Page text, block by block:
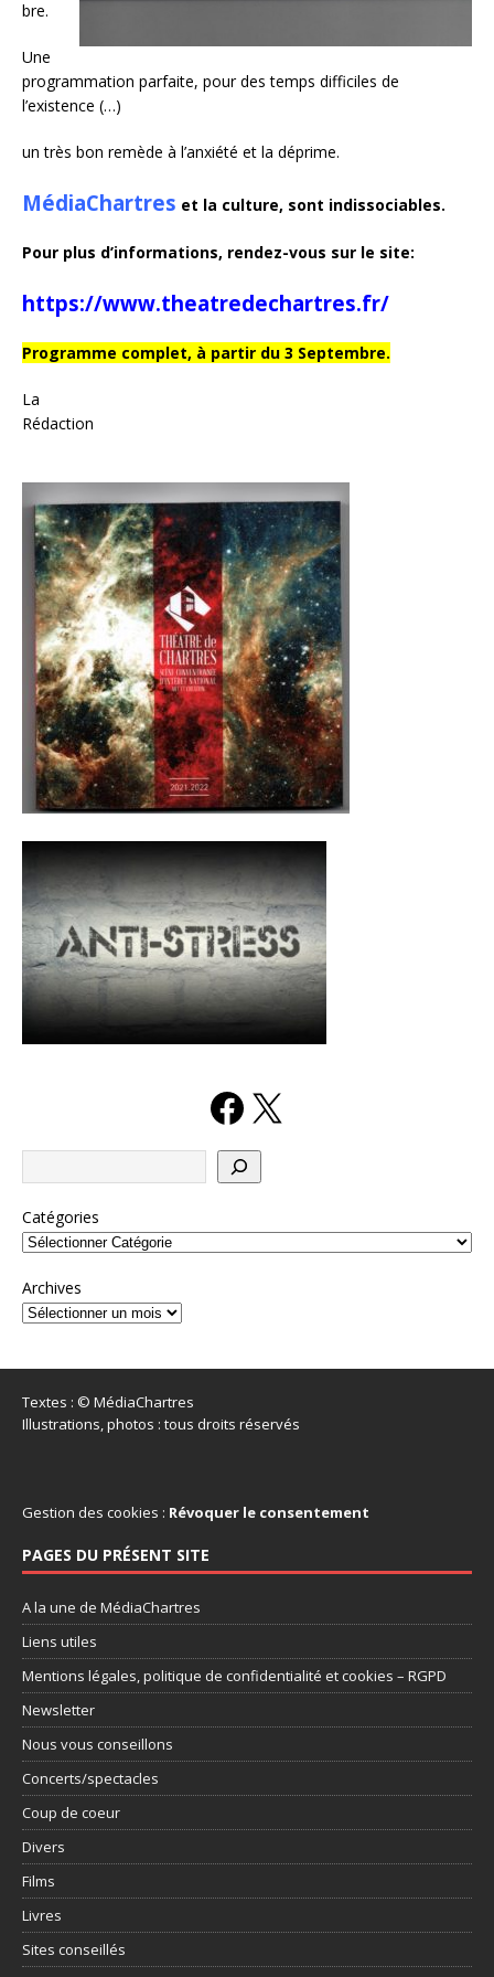
bre.
Une
programmation parfaite, pour des temps difficiles de
l’existence (…)
un très bon remède à l’anxiété et la déprime.
MédiaChartres et la culture, sont indissociables.
Pour plus d’informations, rendez-vous sur le site:
https://www.theatredechartres.fr/
Programme complet, à partir du 3 Septembre.
La
Rédaction
Catégories
Archives
Textes : © MédiaChartres
Illustrations, photos : tous droits réservés
Gestion des cookies : Révoquer le consentement
PAGES DU PRÉSENT SITE
A la une de MédiaChartres
Liens utiles
Mentions légales, politique de confidentialité et cookies – RGPD
Newsletter
Nous vous conseillons
Concerts/spectacles
Coup de coeur
Divers
Films
Livres
Sites conseillés